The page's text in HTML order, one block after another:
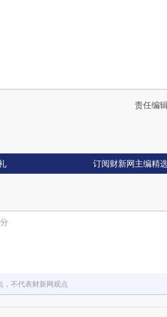
责任编
订阅财新网主编精
，不代表财新网观点